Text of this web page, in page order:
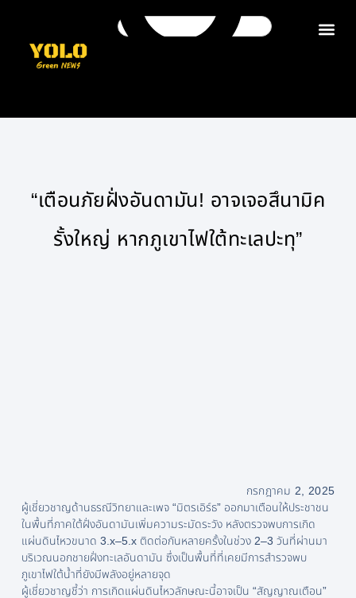
“เตือนภัยฝั่งอันดามัน! อาจเจอสึนามิค
รั้งใหญ่ หากภูเขาไฟใต้ทะเลปะทุ”
กรกฎาคม 2, 2025
ผู้เชี่ยวชาญด้านธรณีวิทยาและเพจ “มิตรเอิร์ธ” ออกมาเตือนให้ประชาชน
ในพื้นที่ภาคใต้ฝั่งอันดามันเพิ่มความระมัดระวัง หลังตรวจพบการเกิด
แผ่นดินไหวขนาด 3.x–5.x ติดต่อกันหลายครั้งในช่วง 2–3 วันที่ผ่านมา
บริเวณนอกชายฝั่งทะเลอันดามัน ซึ่งเป็นพื้นที่ที่เคยมีการสำรวจพบ
ภูเขาไฟใต้น้ำที่ยังมีพลังอยู่หลายจุด
ผู้เชี่ยวชาญชี้ว่า การเกิดแผ่นดินไหวลักษณะนี้อาจเป็น “สัญญาณเตือน”